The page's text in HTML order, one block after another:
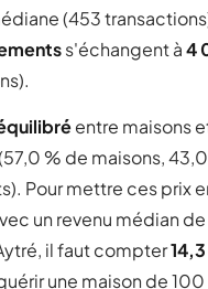
(453
s'échangent à4
entre maisons
% de maisons,
Pour mettre ces prix
un revenu médian de
il faut compter
une maison de 100